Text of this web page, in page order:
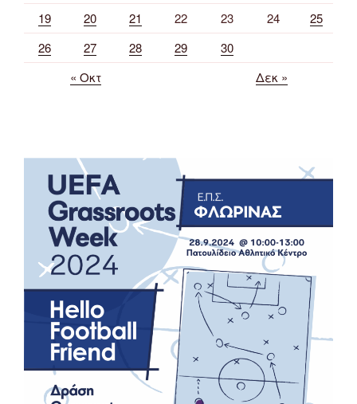
19 20 21 22 23 24
25
26
27 28 29
30
« Οκτ
Δεκ »